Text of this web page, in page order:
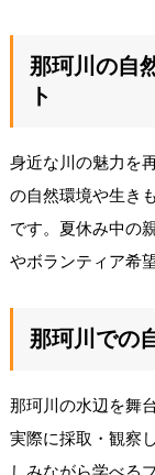
那珂川の自
ト
身近な川の魅力を
の自然環境や生き
です。夏休み中の
やボランティア希
那珂川での
那珂川の水辺を舞
実際に採取・観察
しみながら学べる